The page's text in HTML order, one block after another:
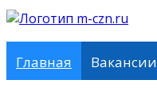
Главная Вакансии